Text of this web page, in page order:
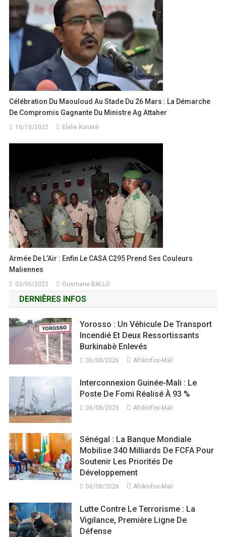
Célébration Du Maouloud Au Stade Du 26 Mars : La Démarche
De Compromis Gagnante Du Ministre Ag Attaher
10/10/2022 Elalie Konaté
Armée De L’Air : Enfin Le CASA C295 Prend Ses Couleurs
Maliennes
03/06/2022 Ousmane BALLO
DERNIÈRES INFOS
Yorosso : Un Véhicule De Transport
Incendié Et Deux Ressortissants
Burkinabè Enlevés
06/08/2026 Afrikinfos-Mali
Interconnexion Guinée-Mali : Le
Poste De Fomi Réalisé À 93 %
06/08/2026 Afrikinfos-Mali
Sénégal : La Banque Mondiale
Mobilise 340 Milliards De FCFA Pour
Soutenir Les Priorités De
Développement
06/08/2026 Afrikinfos-Mali
Lutte Contre Le Terrorisme : La
Vigilance, Première Ligne De
Défense